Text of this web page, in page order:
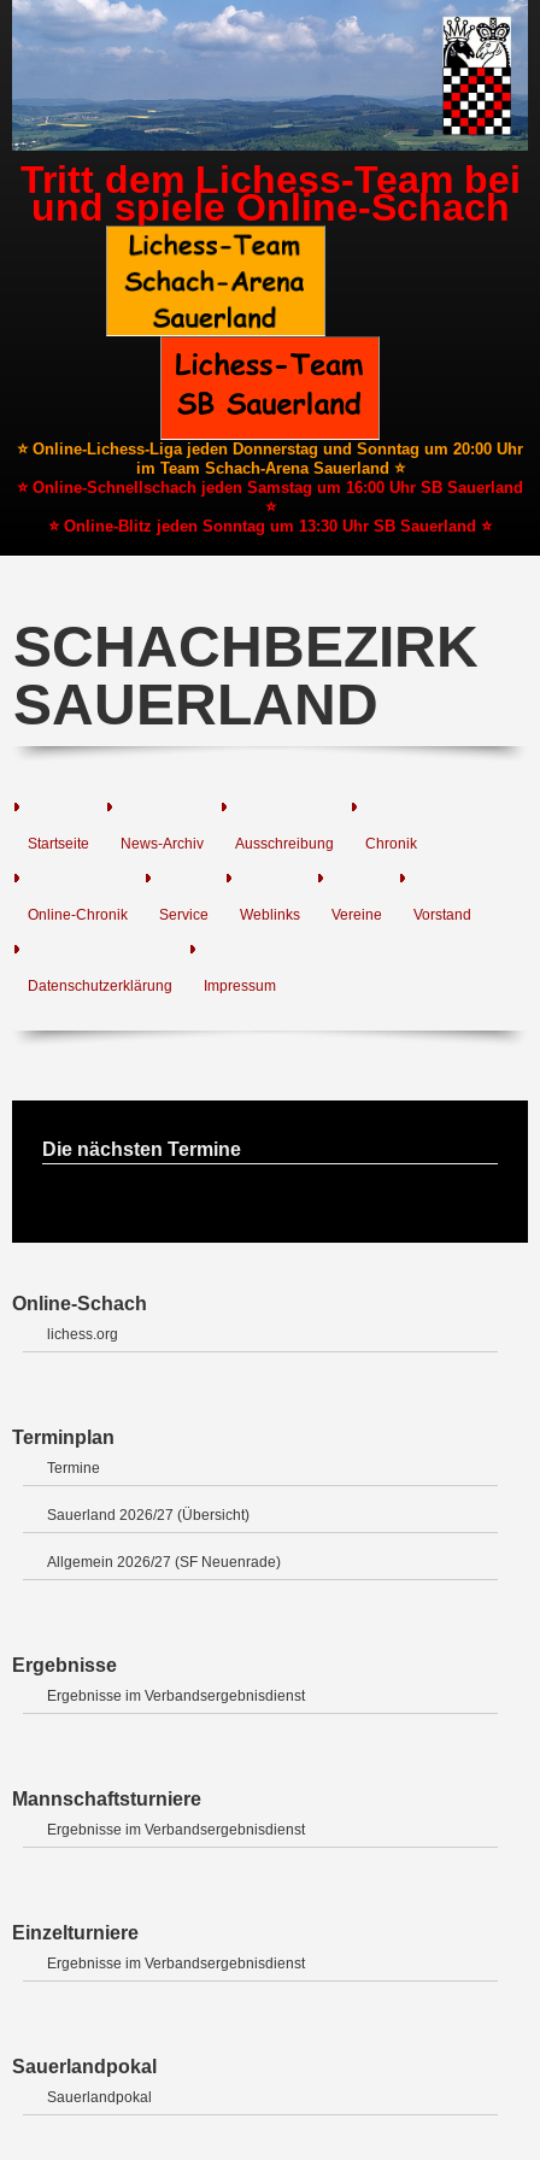
Tritt dem Lichess-Team bei
und spiele Online-Schach
⭐ Online-Lichess-Liga jeden Donnerstag und Sonntag um 20:00 Uhr
im Team Schach-Arena Sauerland ⭐
⭐ Online-Schnellschach jeden Samstag um 16:00 Uhr SB Sauerland
⭐
⭐ Online-Blitz jeden Sonntag um 13:30 Uhr SB Sauerland ⭐
SCHACHBEZIRK
SAUERLAND
Startseite News-Archiv Ausschreibung Chronik
Online-Chronik Service Weblinks Vereine Vorstand
Datenschutzerklärung Impressum
Die nächsten Termine
Online-Schach
lichess.org
Terminplan
Termine
Sauerland 2026/27 (Übersicht)
Allgemein 2026/27 (SF Neuenrade)
Ergebnisse
Ergebnisse im Verbandsergebnisdienst
Mannschaftsturniere
Ergebnisse im Verbandsergebnisdienst
Einzelturniere
Ergebnisse im Verbandsergebnisdienst
Sauerlandpokal
Sauerlandpokal